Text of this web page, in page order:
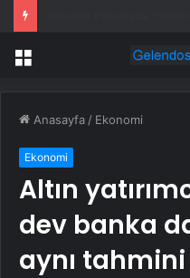
Menü
Anasayfa / Ekonomi
Ekonomi
Altın
dev banka
aynı tahmini